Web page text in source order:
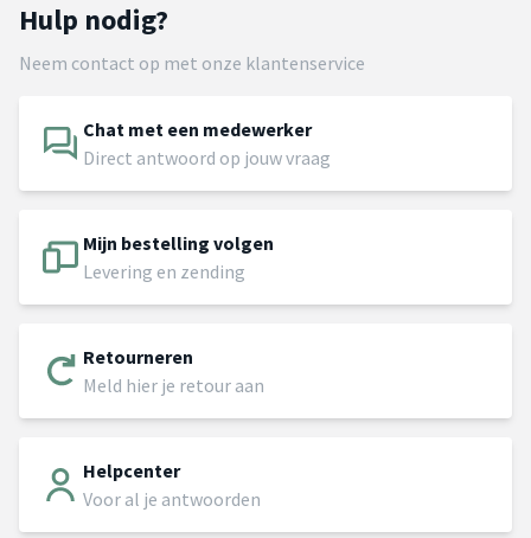
Hulp nodig?
Neem contact op met onze klantenservice
Chat met een medewerker
Direct antwoord op jouw vraag
Mijn bestelling volgen
Levering en zending
Retourneren
Meld hier je retour aan
Helpcenter
Voor al je antwoorden